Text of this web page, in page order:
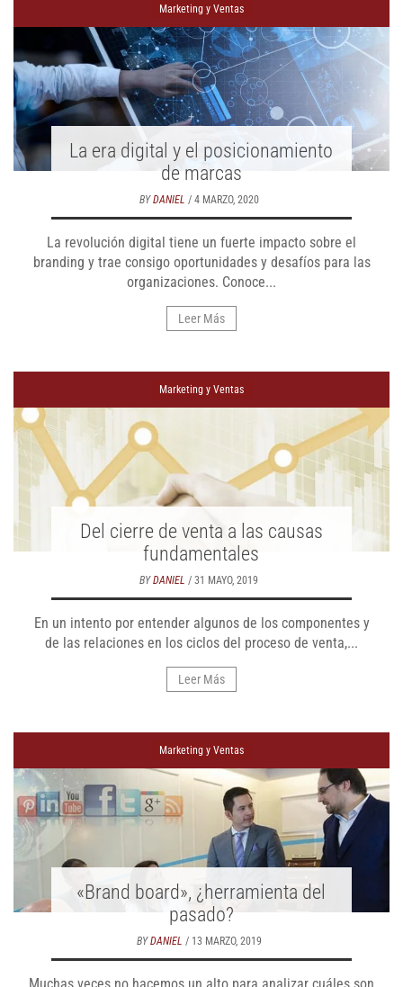
Marketing y Ventas
La era digital y el posicionamiento
de marcas
BYDANIEL / 4 MARZO, 2020
La revolución digital tiene un fuerte impacto sobre el
branding y trae consigo oportunidades y desafíos para las
organizaciones. Conoce...
Leer Más
Marketing y Ventas
Del cierre de venta a las causas
fundamentales
BYDANIEL / 31 MAYO, 2019
En un intento por entender algunos de los componentes y
de las relaciones en los ciclos del proceso de venta,...
Leer Más
Marketing y Ventas
«Brand board», ¿herramienta del
pasado?
BYDANIEL / 13 MARZO, 2019